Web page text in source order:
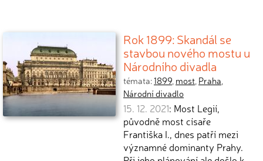
Rok 1899: Skandál se
stavbou nového mostu u
Národního divadla
témata:1899, most, Praha,
Národní divadlo
15. 12. 2021: Most Legií,
původně most císaře
Františka I., dnes patří mezi
významné dominanty Prahy.